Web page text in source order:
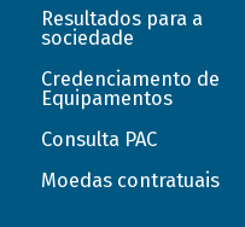
Resultados para a
sociedade
Credenciamento de
Equipamentos
Consulta PAC
Moedas contratuais